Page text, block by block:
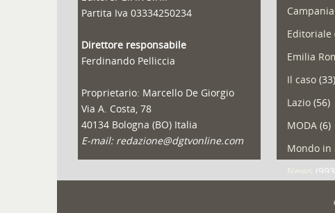
Partita Iva 03334250234
Direttore responsabile
Ferdinando Pelliccia
Proprietario: Marcello De Giorgio
Via A. Costa, 78
40134 Bologna (BO) Italia
E-mail: redazione@dgtvonline.com
Campania
Editoriale
Emilia
Il caso(33)
Lazio(56)
MODA(6)
Mondo in